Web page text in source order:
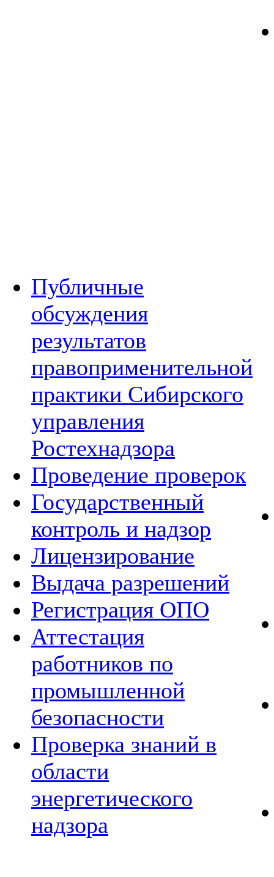
Публичные
обсуждения
результатов
правоприменительной
практики Сибирского
управления
Ростехнадзора
Проведение проверок
Государственный
контроль и надзор
Лицензирование
Выдача разрешений
Регистрация ОПО
Аттестация
работников по
промышленной
безопасности
Проверка знаний в
области
энергетического
надзора